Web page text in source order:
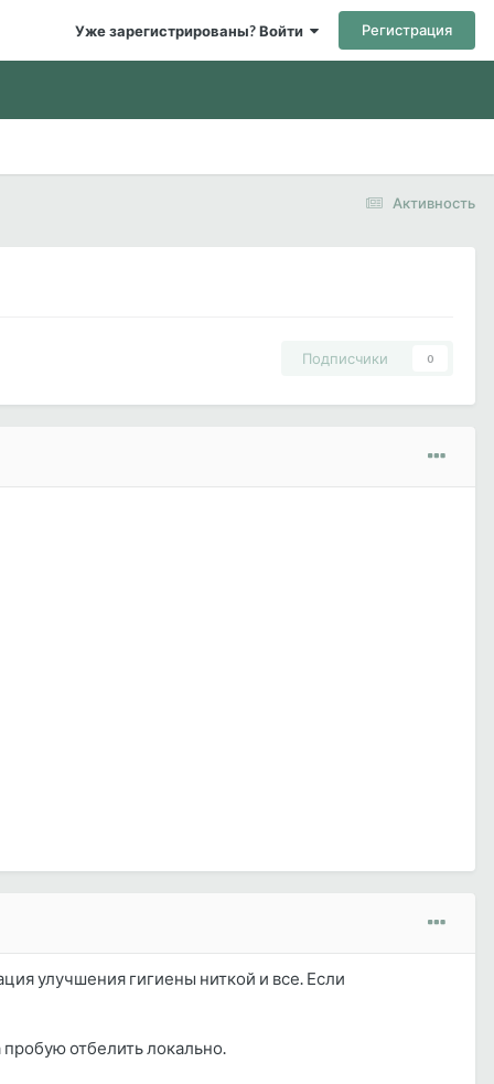
Уже зарегистрированы? Войти Регистрация
Активность
Подписчики 0
улучшения гигиены ниткой и все. Если
отбелить локально.